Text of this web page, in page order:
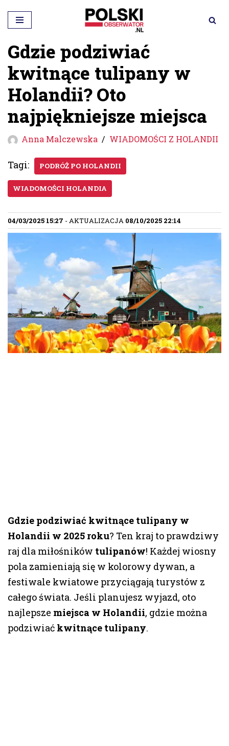
Przejdź
do
treści
Gdzie podziwiać
kwitnące tulipany w
Holandii? Oto
najpiękniejsze miejsca
Anna Malczewska WIADOMOŚCI Z HOLANDII
Tagi: PODRÓŻ PO HOLANDII
WIADOMOŚCI HOLANDIA
04/03/2025 15:27 - AKTUALIZACJA 08/10/2025 22:14
Gdzie podziwiać kwitnące tulipany w
Holandii w 2025 roku? Ten kraj to prawdziwy
raj dla miłośników tulipanów! Każdej wiosny
pola zamieniają się w kolorowy dywan, a
festiwale kwiatowe przyciągają turystów z
całego świata. Jeśli planujesz wyjazd, oto
najlepsze miejsca w Holandii, gdzie można
podziwiać kwitnące tulipany.